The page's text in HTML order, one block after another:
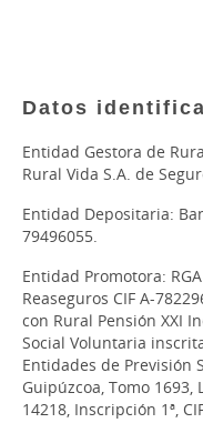
Datos
Entidad Gestora de
Rural Vida S.A. de
Entidad Depositaria:
79496055.
Entidad Promotora:
Reaseguros CIF A-
con Rural Pensión XXI
Social Voluntaria
Entidades de Previsión
Guipúzcoa, Tomo 1693,
14218, Inscripción 1ª,